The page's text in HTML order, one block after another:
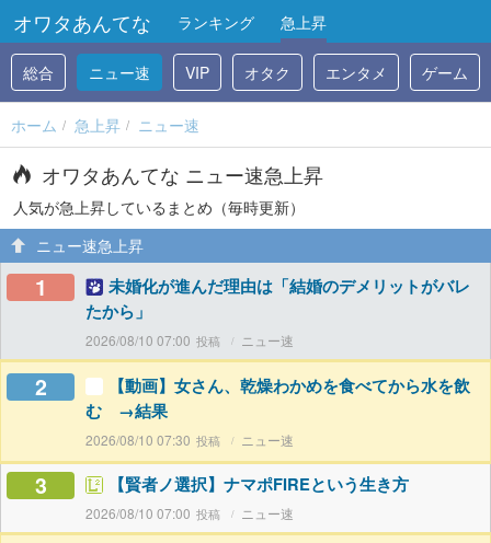
オワタあんてな ランキング 急上昇
総合 ニュー速 VIP オタク エンタメ ゲーム
ホーム 急上昇 ニュー速
オワタあんてな ニュー速急上昇
人気が急上昇しているまとめ（毎時更新）
ニュー速急上昇
1
未婚化が進んだ理由は「結婚のデメリットがバレ
たから」
2026/08/10 07:00 ニュー速
2
【動画】女さん、乾燥わかめを食べてから水を飲
む →結果
2026/08/10 07:30 ニュー速
3 【賢者ノ選択】ナマポFIREという生き方
2026/08/10 07:00 ニュー速